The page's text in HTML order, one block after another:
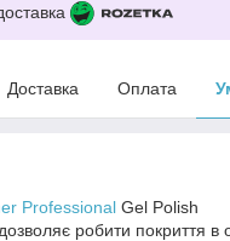
Доставка Оплата
Professional Gel Polish
робити покриття в